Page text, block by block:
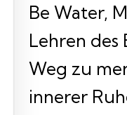
Be Water,
Lehren des
Weg zu
innerer